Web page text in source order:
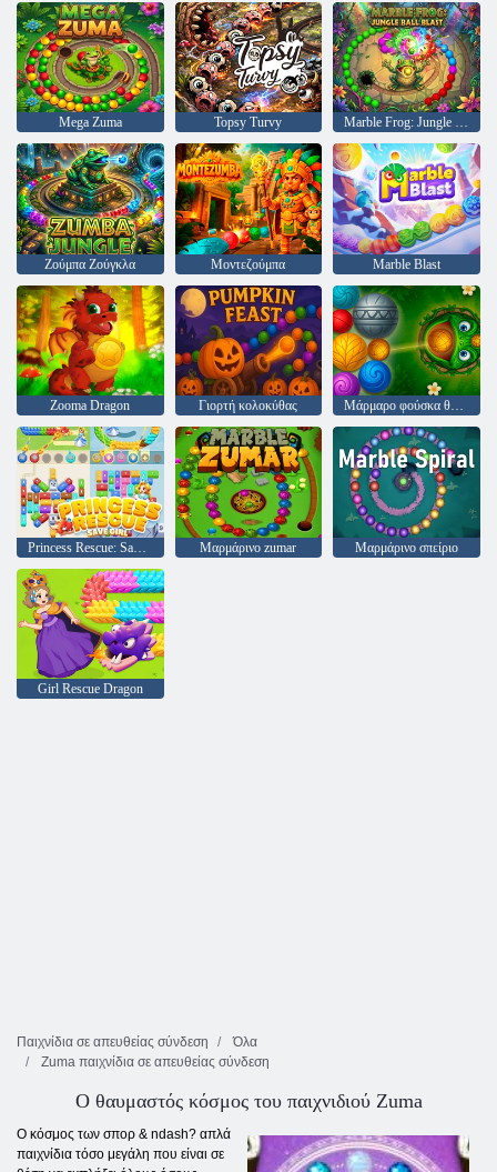
Mega Zuma Topsy Turvy Marble Frog: Jungle Ball Blast
Ζούμπα Ζούγκλα Μοντεζούμπα Marble Blast
Zooma Dragon Γιορτή κολοκύθας Μάρμαρο φούσκα θρύλος
Μαρμάρινο zumar Μαρμάρινο σπείριο
Girl Rescue Dragon
Παιχνίδια σε απευθείας σύνδεση
Όλα
Zuma παιχνίδια σε απευθείας σύνδεση
Ο θαυμαστός κόσμος του παιχνιδιού Zuma
Ο κόσμος των σπορ & ndash? απλά
παιχνίδια τόσο μεγάλη που είναι σε